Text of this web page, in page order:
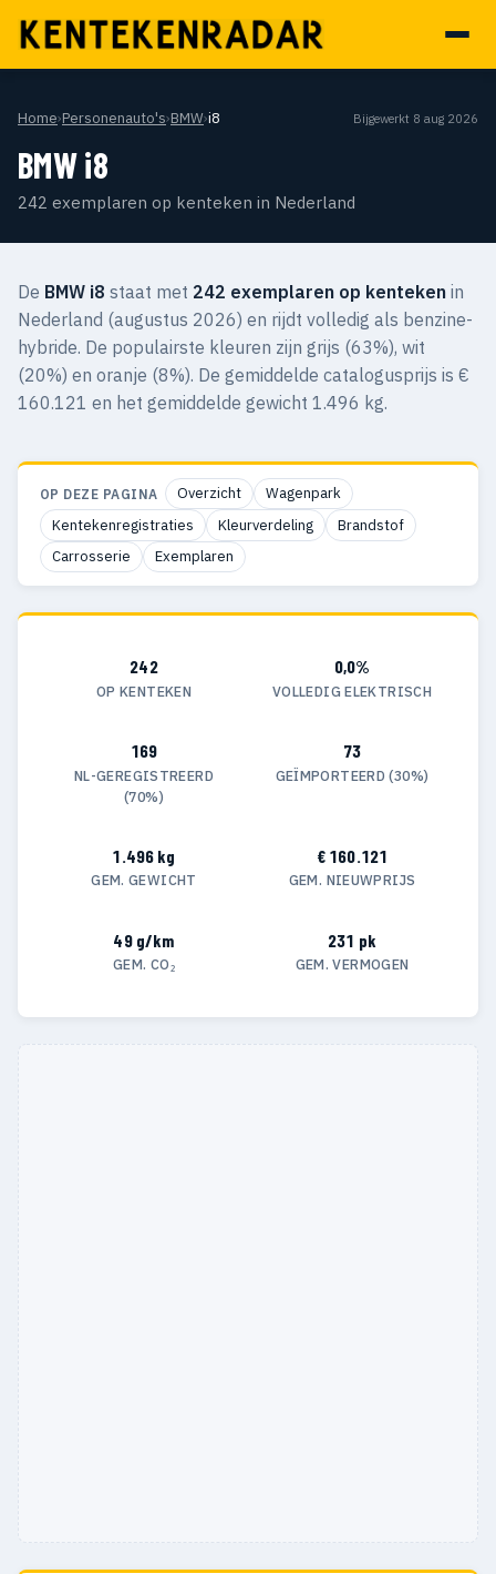
Home›Personenauto's›BMW›i8 Bijgewerkt 8 aug 2026
BMW i8
242 exemplaren op kenteken in Nederland
De BMW i8 staat met 242 exemplaren op kenteken in
Nederland (augustus 2026) en rijdt volledig als benzine-
hybride. De populairste kleuren zijn grijs (63%), wit
(20%) en oranje (8%). De gemiddelde catalogusprijs is €
160.121 en het gemiddelde gewicht 1.496 kg.
OP DEZE PAGINA Overzicht
Wagenpark
Kentekenregistraties
Kleurverdeling
Brandstof
Carrosserie
Exemplaren
242
OP KENTEKEN
0,0%
VOLLEDIG ELEKTRISCH
169
NL-GEREGISTREERD
(70%)
73
GEÏMPORTEERD (30%)
1.496 kg
GEM. GEWICHT
€ 160.121
GEM. NIEUWPRIJS
49 g/km
GEM. CO₂
231 pk
GEM. VERMOGEN